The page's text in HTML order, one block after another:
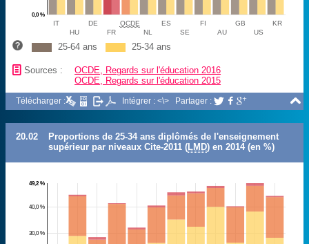
0,0 %
IT DE OCDE ES FI GB
KR
HU
FR NL SE AU US
25-64 ans 25-34 ans
📄 Sources :
OCDE, Regards sur l'éducation 2016
OCDE, Regards sur l'éducation 2015

Télécharger : Intégrer : <\> Partager :   
20.02
Proportions de 25-34 ans diplômés de l'enseignement
supérieur par niveaux Cite-2011 ( LMD) en 2014 (en %)
30,0 %
40,0 %
49,2 %